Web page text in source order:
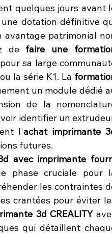
quelques jours avant
dotation définitive
patrimonial
de faire une
sa large
la série K1. La
un module dédié
de la
identifier un
l'achat imprimante
futures.
avec imprimante
phase cruciale pour
les contraintes
crantées pour éviter
3d CREALITY
qui détaillent